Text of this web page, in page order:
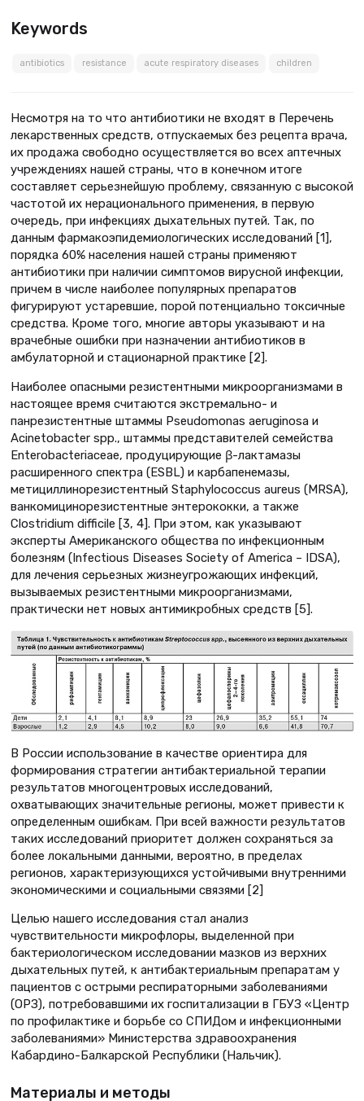
Keywords
antibiotics resistance acute respiratory diseases children
Несмотря на то что антибиотики не входят в Перечень
лекарственных средств, отпускаемых без рецепта врача,
их продажа свободно осуществляется во всех аптечных
учреждениях нашей страны, что в конечном итоге
составляет серьезнейшую проблему, связанную с высокой
частотой их нерационального применения, в первую
очередь, при инфекциях дыхательных путей. Так, по
данным фармакоэпидемиологических исследований [1],
порядка 60% населения нашей страны применяют
антибиотики при наличии симптомов вирусной инфекции,
причем в числе наиболее популярных препаратов
фигурируют устаревшие, порой потенциально токсичные
средства. Кроме того, многие авторы указывают и на
врачебные ошибки при назначении антибиотиков в
амбулаторной и стационарной практике [2].
Наиболее опасными резистентными микроорганизмами в
настоящее время считаются экстремально- и
панрезистентные штаммы Pseudomonas aeruginosa и
Acinetobacter spp., штаммы представителей семейства
Enterobacteriaceae, продуцирующие β-лактамазы
расширенного спектра (ESBL) и карбапенемазы,
метициллинорезистентный Staphylococcus aureus (MRSA),
ванкомицинорезистентные энтерококки, а также
Clostridium difficile [3, 4]. При этом, как указывают
эксперты Американского общества по инфекционным
болезням (Infectious Diseases Society of America – IDSA),
для лечения серьезных жизнеугрожающих инфекций,
вызываемых резистентными микроорганизмами,
практически нет новых антимикробных средств [5].
В России использование в качестве ориентира для
формирования стратегии антибактериальной терапии
результатов многоцентровых исследований,
охватывающих значительные регионы, может привести к
определенным ошибкам. При всей важности результатов
таких исследований приоритет должен сохраняться за
более локальными данными, вероятно, в пределах
регионов, характеризующихся устойчивыми внутренними
экономическими и социальными связями [2]
Целью нашего исследования стал анализ
чувствительности микрофлоры, выделенной при
бактериологическом исследовании мазков из верхних
дыхательных путей, к антибактериальным препаратам у
пациентов с острыми респираторными заболеваниями
(ОРЗ), потребовавшими их госпитализации в ГБУЗ «Центр
по профилактике и борьбе со СПИДом и инфекционными
заболеваниями» Министерства здравоохранения
Кабардино-Балкарской Республики (Нальчик).
Материалы и методы